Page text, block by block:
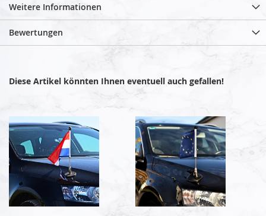
Weitere Informationen
Bewertungen
Diese Artikel könnten Ihnen eventuell auch gefallen!